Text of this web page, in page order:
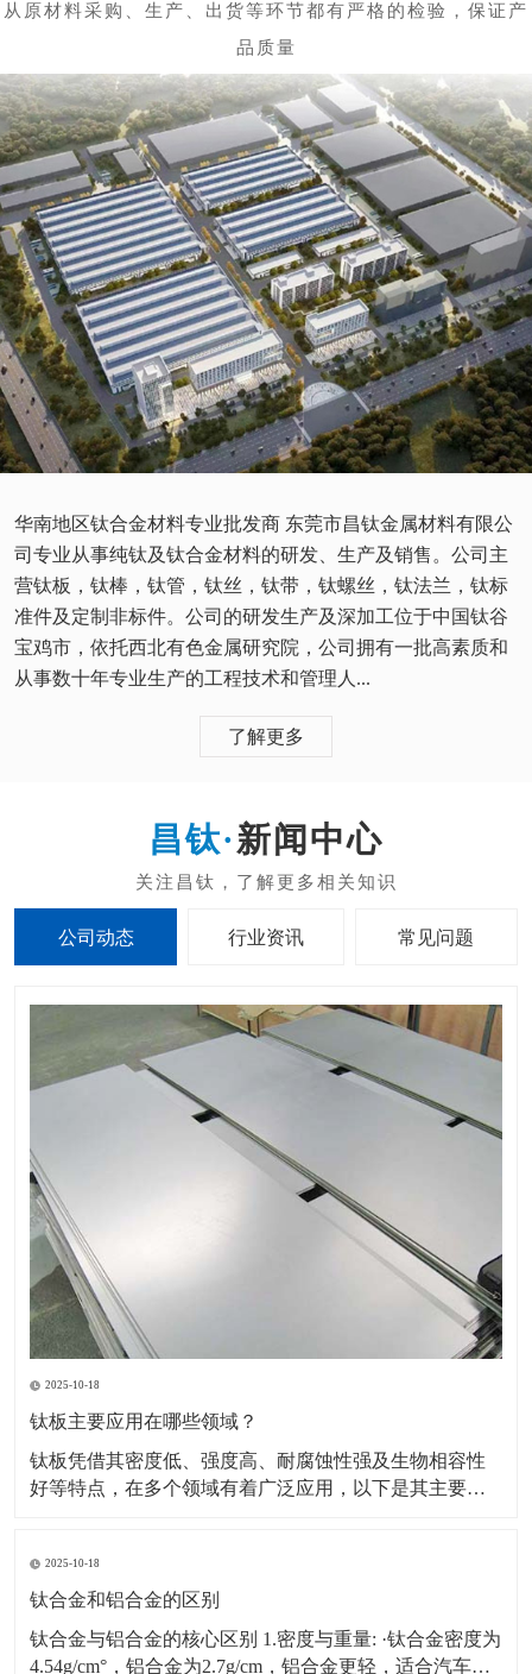
华南地区钛合金材料专业批发商 东莞市昌钛金属材料有限公
司专业从事纯钛及钛合金材料的研发、生产及销售。公司主
营钛板，钛棒，钛管，钛丝，钛带，钛螺丝，钛法兰，钛标
准件及定制非标件。公司的研发生产及深加工位于中国钛谷
宝鸡市，依托西北有色金属研究院，公司拥有一批高素质和
从事数十年专业生产的工程技术和管理人...
了解更多
新闻中心
公司动态 行业资讯 常见问题
2025-10-18
钛板主要应用在哪些领域？
钛板凭借其密度低、强度高、耐腐蚀性强及生物相容性
好等特点，在多个领域有着广泛应用，以下是其主要应
机匣）、火箭壳体、航天设备结构件等。原因：轻量化
需求突出，可降低飞行器重量，提升燃油效率或载荷能
力。能耐受高
2025-10-18
钛合金和铝合金的区别
钛合金与铝合金的核心区别 1.密度与重量: ·钛合金密度为
4.54g/cm°，铝合金为2.7g/cm，铝合金更轻，适合汽车、